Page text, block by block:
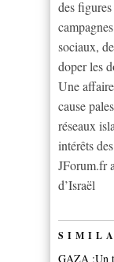
des
sociaux,
doper les
Une
cause
réseaux
intérêts
JForum.fr
d’Israël
GAZA :Un